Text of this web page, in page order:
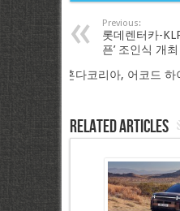
Previous:
롯데렌터카-
픈’ 조인식 개최
혼다코리아, 어코드
Related Articles